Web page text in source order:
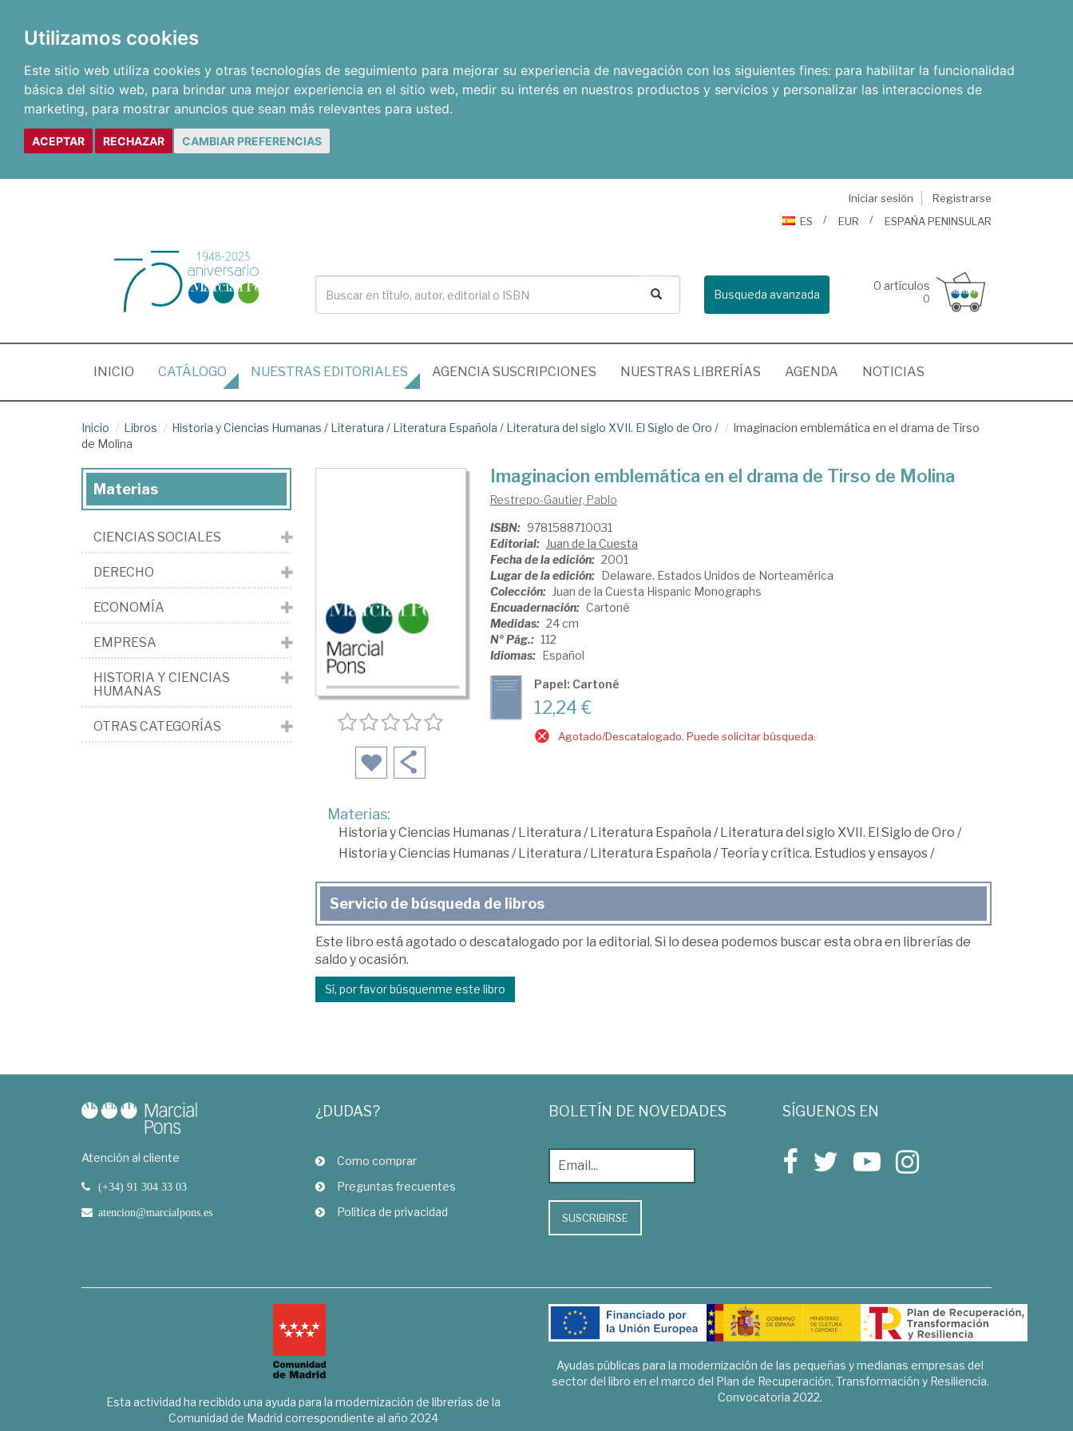
Utilizamos cookies
Este sitio web utiliza cookies y otras tecnologías de seguimiento para mejorar su experiencia de navegación con los siguientes fines: para habilitar la funcionalidad
básica del sitio web, para brindar una mejor experiencia en el sitio web, medir su interés en nuestros productos y servicios y personalizar las interacciones de
marketing, para mostrar anuncios que sean más relevantes para usted.
ACEPTAR RECHAZAR CAMBIAR PREFERENCIAS
Iniciar sesión
Registrarse
ES
EUR ESPAÑA PENINSULAR
Busqueda avanzada
0 artículos
0
INICIO (CURRENT)
CATÁLOGO NUESTRAS EDITORIALES AGENCIA SUSCRIPCIONES NUESTRAS LIBRERÍAS AGENDA NOTICIAS
Inicio Libros Historia y Ciencias Humanas / Literatura / Literatura Española / Literatura del siglo XVII. El Siglo de Oro /
Imaginacion emblemática en el drama de Tirso
de Molina
Imaginacion emblemática en el drama de Tirso de Molina
Restrepo-Gautier, Pablo
ISBN: 9781588710031
Editorial: Juan de la Cuesta
Fecha de la edición: 2001
Lugar de la edición: Delaware. Estados Unidos de Norteamérica
Colección: Juan de la Cuesta Hispanic Monographs
Encuadernación: Cartoné
Medidas: 24 cm
Nº Pág.: 112
Idiomas: Español
Papel: Cartoné
12,24 €
Agotado/Descatalogado. Puede solicitar búsqueda.
Materias:
Historia y Ciencias Humanas/Literatura /Literatura Española /Literatura del siglo XVII. El Siglo de Oro /
Historia y Ciencias Humanas/Literatura /Literatura Española /Teoría y crítica. Estudios y ensayos/
Servicio de búsqueda de libros
Este libro está agotado o descatalogado por la editorial. Si lo desea podemos buscar esta obra en librerías de
saldo y ocasión.
Sí, por favor búsquenme este libro
Materias
CIENCIAS SOCIALES
DERECHO
ECONOMÍA
EMPRESA
HISTORIA Y CIENCIAS
HUMANAS
OTRAS CATEGORÍAS
Atención al cliente
(+34) 91 304 33 03
atencion@marcialpons.es
¿DUDAS?
Como comprar
Preguntas frecuentes
Política de privacidad
BOLETÍN DE NOVEDADES
SUSCRIBIRSE
SÍGUENOS EN
Esta actividad ha recibido una ayuda para la modernización de librerías de la
Comunidad de Madrid correspondiente al año 2024
Ayudas públicas para la modernización de las pequeñas y medianas empresas del
sector del libro en el marco del Plan de Recuperación, Transformación y Resiliencia.
Convocatoria 2022.